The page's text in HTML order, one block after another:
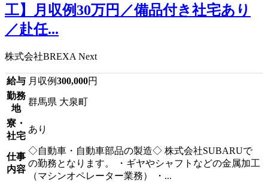
工】月収例30万円／備品付き社宅あり
／赴任...
株式会社BREXA Next
給与 月収例300,000円
勤務
地
群馬県 大泉町
寮・
社宅
あり
仕事
内容
◇自動車・自動車部品の製造◇ 株式会社SUBARUで
の勤務となります。 ・ギヤやシャフトなどの金属加工
（マシンオペレーター業務） ・...